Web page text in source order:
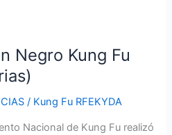
Negro Kung Fu
/ Kung Fu RFEKYDA
Nacional de Kung Fu realizó